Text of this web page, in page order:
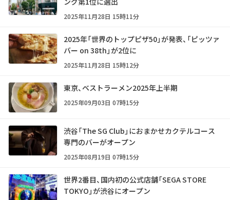
2025年11月28日 15時11分
2025年「世界のトップピザ50」が発表、「ピッツァ
バー on 38th」が2位に
2025年11月28日 15時12分
東京、ベストラーメン2025年上半期
2025年09月03日 07時15分
渋谷「The SG Club」におまかせカクテルコース
専門のバーがオープン
2025年08月19日 07時15分
世界2番目、国内初の公式店舗「SEGA STORE
TOKYO」が渋谷にオープン